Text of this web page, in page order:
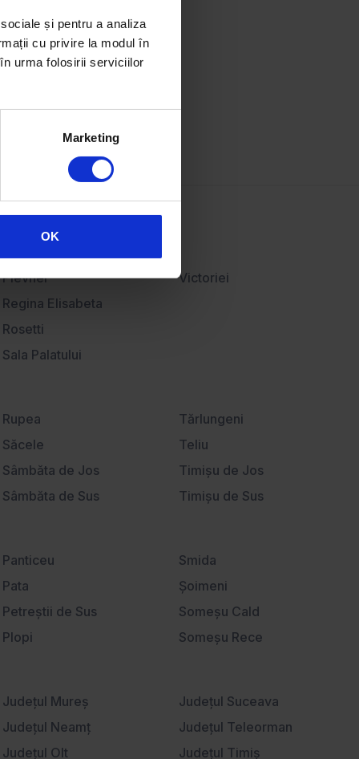
și pentru a analiza
cu privire la modul în
urma folosirii serviciilor
Marketing
OK
Resurse
Articole imobiliare
Contact
Plevnei
Regina Elisabeta
Rosetti
Sala Palatului
Victoriei
Rupea
Săcele
Sâmbăta de Jos
Sâmbăta de Sus
Şercăiţa
Şirnea
Sohodol
Şona
Tărlungeni
Teliu
Timişu de Jos
Timişu de Sus
Veneţia de Jos
Victoria
Viştişoara
Voila
Voivodeni
Vulcan
Panticeu
Pata
Petreştii de Sus
Plopi
Rădaia
Râşca
Smida
Şoimeni
Someşu Cald
Someşu Rece
Suceagu
Judeţul Mureş
Judeţul Neamţ
Judeţul Olt
Judeţul Suceava
Judeţul Teleorman
Judeţul Timiş